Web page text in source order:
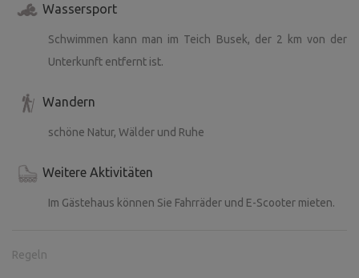
Wassersport
Schwimmen kann man im Teich Busek, der 2 km von der
Unterkunft entfernt ist.
Wandern
schöne Natur, Wälder und Ruhe
Weitere Aktivitäten
Im Gästehaus können Sie Fahrräder und E-Scooter mieten.
Regeln